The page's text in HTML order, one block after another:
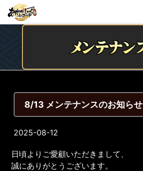
8/13 メンテナンスのお知らせ
2025-08-12
日頃よりご愛顧いただきまして、
誠にありがとうございます。